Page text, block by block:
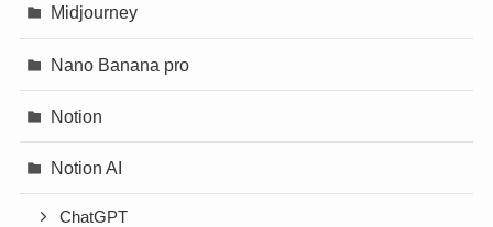
Midjourney
Nano Banana pro
Notion
Notion AI
ChatGPT